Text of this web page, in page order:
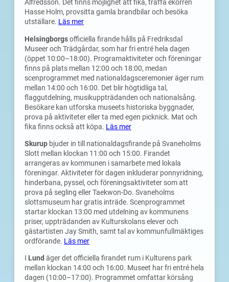
Alfredsson. Det finns möjlighet att fika, träffa ekorren
Hasse Holm, provsitta gamla brandbilar och besöka
utställare. Läs mer
Helsingborgsofficiella firande hålls på Fredriksdal
Museer och Trädgårdar, som har fri entré hela dagen
(öppet 10:00–18:00). Programaktiviteter och föreningar
finns på plats mellan 12:00 och 18:00, medan
scenprogrammet med nationaldagsceremonier äger rum
mellan 14:00 och 16:00. Det blir högtidliga tal,
flaggutdelning, musikuppträdanden och nationalsång.
Besökare kan utforska museets historiska byggnader,
prova på aktiviteter eller ta med egen picknick. Mat och
fika finns också att köpa. Läs mer
Skurup bjuder in till nationaldagsfirande på Svaneholms
Slott mellan klockan 11:00 och 15:00. Firandet
arrangeras av kommunen i samarbete med lokala
föreningar. Aktiviteter för dagen inkluderar ponnyridning,
hinderbana, pyssel, och föreningsaktiviteter som att
prova på segling eller Taekwon-Do. Svaneholms
slottsmuseum har gratis inträde. Scenprogrammet
startar klockan 13:00 med utdelning av kommunens
priser, uppträdanden av Kulturskolans elever och
gästartisten Jay Smith, samt tal av kommunfullmäktiges
ordförande. Läs mer
I Lund äger det officiella firandet rum i Kulturens park
mellan klockan 14:00 och 16:00. Museet har fri entré hela
dagen (10:00–17:00). Programmet omfattar körsång